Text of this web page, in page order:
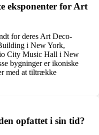
eksponenter for Art
for deres Art Deco-
i New York,
City Music Hall i New
bygninger er ikoniske
med at tiltrække
opfattet i sin tid?